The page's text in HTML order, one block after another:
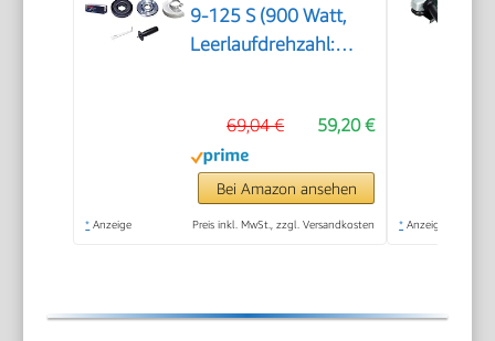
9-125 S (900 Watt,
Leerlaufdrehzahl:
59,20 €
69,04 €
Bei Amazon ansehen
* Anzeige Preis inkl. MwSt., zzgl. Versandkosten * Anzeige